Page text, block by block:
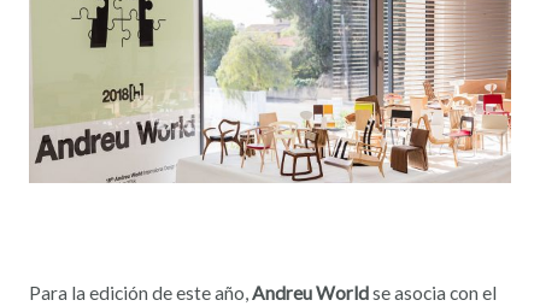
Para la edición de este año,Andreu Worldse asocia con el